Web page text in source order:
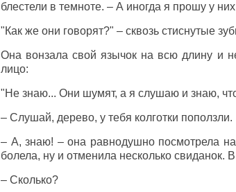
блестели в темноте. – А иногда я прошу у
"Как же они говорят?" – сквозь стиснутые
Она вонзала свой язычок на всю длину и
лицо:
"Не знаю... Они шумят, а я слушаю и знаю, что
– Слушай, дерево, у тебя колготки поползли.
– А, знаю! – она равнодушно посмотрела
болела, ну и отменила несколько свиданок.
– Сколько?